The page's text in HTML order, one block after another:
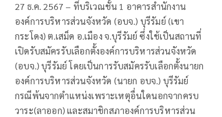
27 ธ.ค. 2567 – ที่บริเวณชั้น 1 อาคารสำนักงาน
องค์การบริหารส่วนจังหวัด (อบจ.) บุรีรัมย์ (เขา
กระโดง) ต.เสม็ด อ.เมือง จ.บุรีรัมย์ ซึ่งใช้เป็นสถานที่
เปิดรับสมัครรับเลือกตั้งองค์การบริหารส่วนจังหวัด
(อบจ.) บุรีรัมย์ โดยเป็นการรับสมัครรับเลือกตั้งนายก
องค์การบริหารส่วนจังหวัด (นายก อบจ.) บุรีรัมย์
กรณีพ้นจากตำแหน่งเพราะเหตุอื่นใดนอกจากครบ
วาระ(ลาออก) และสมาชิกสภาองค์การบริหารส่วน